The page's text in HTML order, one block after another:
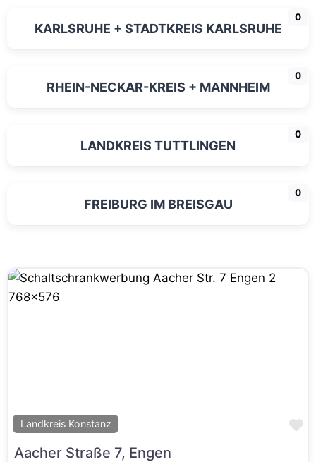
KARLSRUHE + STADTKREIS KARLSRUHE
0
RHEIN-NECKAR-KREIS + MANNHEIM
0
LANDKREIS TUTTLINGEN
0
FREIBURG IM BREISGAU
0
Landkreis Konstanz
Aacher Straße 7, Engen